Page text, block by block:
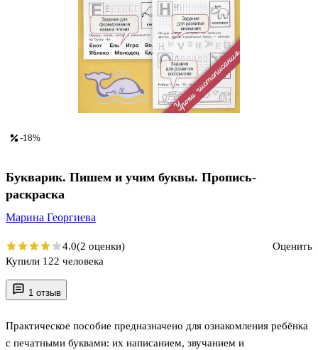
1 отзыв
Практическое пособие предназначено для ознакомления ребёнка
с печатными буквами: их написанием, звучанием и
-18%
Букварик. Пишем и учим буквы. Пропись-
раскраска
Марина Георгиева
4.0(2 оценки)
Оценить
Купили 122 человека